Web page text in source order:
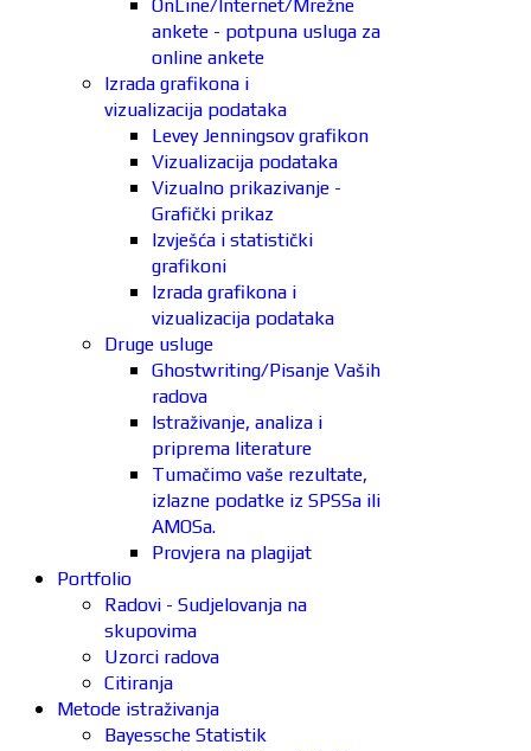
OnLine/Internet/Mrežne
ankete - potpuna usluga za
online ankete
Izrada grafikona i
vizualizacija podataka
Levey Jenningsov grafikon
Vizualizacija podataka
Vizualno prikazivanje -
Grafički prikaz
Izvješća i statistički
grafikoni
Izrada grafikona i
vizualizacija podataka
Druge usluge
Ghostwriting/Pisanje Vaših
radova
Istraživanje, analiza i
priprema literature
Tumačimo vaše rezultate,
izlazne podatke iz SPSSa ili
AMOSa.
Provjera na plagijat
Portfolio
Radovi - Sudjelovanja na
skupovima
Uzorci radova
Citiranja
Metode istraživanja
Bayessche Statistik